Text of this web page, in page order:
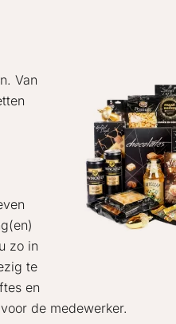
Van
zo in
te
en
de medewerker.